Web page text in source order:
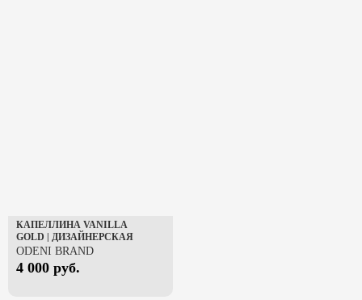
Свитшоты
Спорт
Топы
КАПЕЛЛИНА VANILLA
GOLD | ДИЗАЙНЕРСКАЯ
ТЁПЛАЯ ШАПКА-
КАПЮШОН С МАСКОЙ
ODENI BRAND
4 000 руб.